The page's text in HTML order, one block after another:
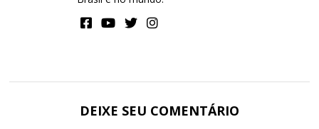
DEIXE SEU COMENTÁRIO